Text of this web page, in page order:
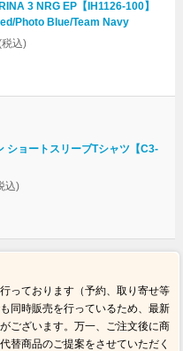
3 NRG EP【IH1126-100】
Photo Blue/Team Navy
税込)
ショートスリーブTシャツ【C3-
込)
っております（予約、取り寄せ等
同時販売を行っているため、最新
ございます。万一、ご注文後に商
替商品のご提案をさせていただく